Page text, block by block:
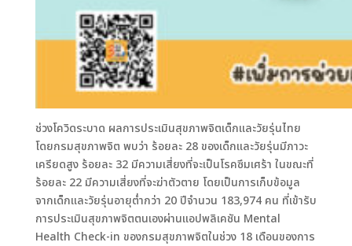
ช่วงโควิดระบาด ผลการประเมินสุขภาพจิตเด็กและวัยรุ่นไทย
โดยกรมสุขภาพจิต พบว่า ร้อยละ 28 ของเด็กและวัยรุ่นมีภาวะ
เครียดสูง ร้อยละ 32 มีความเสี่ยงที่จะเป็นโรคซึมเศร้า ในขณะที่
ร้อยละ 22 มีความเสี่ยงที่จะฆ่าตัวตาย โดยเป็นการเก็บข้อมูล
จากเด็กและวัยรุ่นอายุต่ำกว่า 20 ปีจำนวน 183,974 คน ที่เข้ารับ
การประเมินสุขภาพจิตตนเองผ่านแอปพลิเคชัน Mental
Health Check-in ของกรมสุขภาพจิตในช่วง 18 เดือนของการ